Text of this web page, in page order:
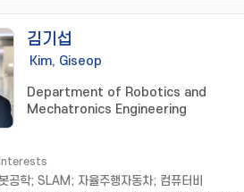
김기섭
Kim, Giseop
Department of Robotics and
Mechatronics Engineering
공학; SLAM; 자율주행자동차; 컴퓨터비